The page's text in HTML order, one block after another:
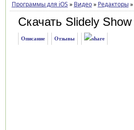
Программы для iOS » Видео» Редакторы»
Скачать Slidely Show
Описание Отзывы